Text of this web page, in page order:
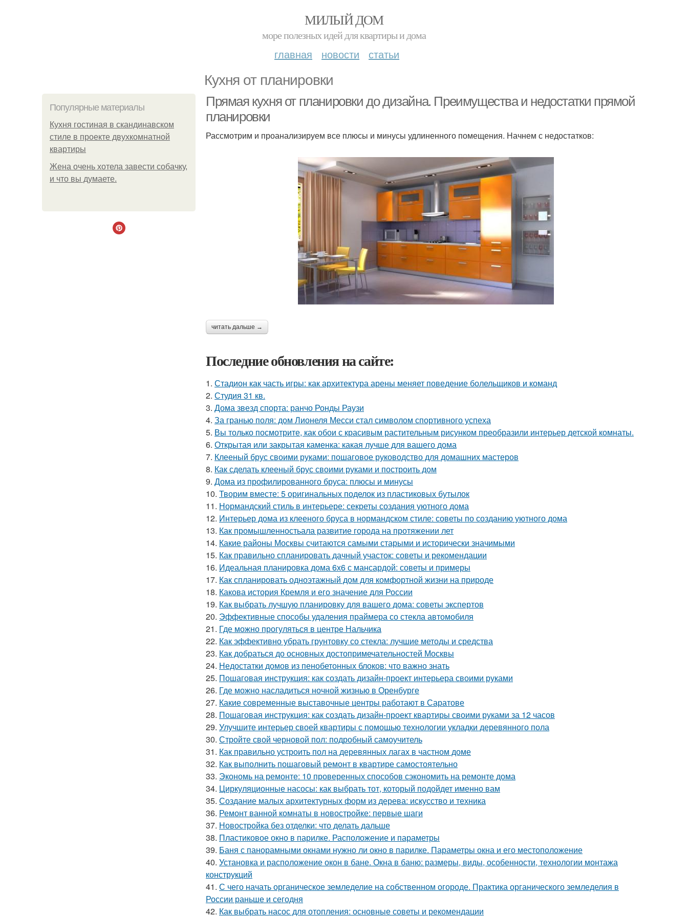
МИЛЫЙ ДОМ
море полезных идей для квартиры и дома
главная новости статьи
Кухня от планировки
Популярные материалы
Кухня гостиная в скандинавском
стиле в проекте двухкомнатной
квартиры
Жена очень хотела завести собачку,
и что вы думаете.
Прямая кухня от планировки до дизайна. Преимущества и недостатки прямой
планировки
Рассмотрим и проанализируем все плюсы и минусы удлиненного помещения. Начнем с недостатков:
читать дальше →
Последние обновления на сайте:
1. Стадион как часть игры: как архитектура арены меняет поведение болельщиков и команд
2. Студия 31 кв.
3. Дома звезд спорта: ранчо Ронды Раузи
4. За гранью поля: дом Лионеля Месси стал символом спортивного успеха
5. Вы только посмотрите, как обои с красивым растительным рисунком преобразили интерьер детской комнаты.
6. Открытая или закрытая каменка: какая лучше для вашего дома
7. Клееный брус своими руками: пошаговое руководство для домашних мастеров
8. Как сделать клееный брус своими руками и построить дом
9. Дома из профилированного бруса: плюсы и минусы
10. Творим вместе: 5 оригинальных поделок из пластиковых бутылок
11. Нормандский стиль в интерьере: секреты создания уютного дома
12. Интерьер дома из клееного бруса в нормандском стиле: советы по созданию уютного дома
13. Как промышленностьала развитие города на протяжении лет
14. Какие районы Москвы считаются самыми старыми и исторически значимыми
15. Как правильно спланировать дачный участок: советы и рекомендации
16. Идеальная планировка дома 6х6 с мансардой: советы и примеры
17. Как спланировать одноэтажный дом для комфортной жизни на природе
18. Какова история Кремля и его значение для России
19. Как выбрать лучшую планировку для вашего дома: советы экспертов
20. Эффективные способы удаления праймера со стекла автомобиля
21. Где можно прогуляться в центре Нальчика
22. Как эффективно убрать грунтовку со стекла: лучшие методы и средства
23. Как добраться до основных достопримечательностей Москвы
24. Недостатки домов из пенобетонных блоков: что важно знать
25. Пошаговая инструкция: как создать дизайн-проект интерьера своими руками
26. Где можно насладиться ночной жизнью в Оренбурге
27. Какие современные выставочные центры работают в Саратове
28. Пошаговая инструкция: как создать дизайн-проект квартиры своими руками за 12 часов
29. Улучшите интерьер своей квартиры с помощью технологии укладки деревянного пола
30. Стройте свой черновой пол: подробный самоучитель
31. Как правильно устроить пол на деревянных лагах в частном доме
32. Как выполнить пошаговый ремонт в квартире самостоятельно
33. Экономь на ремонте: 10 проверенных способов сэкономить на ремонте дома
34. Циркуляционные насосы: как выбрать тот, который подойдет именно вам
35. Создание малых архитектурных форм из дерева: искусство и техника
36. Ремонт ванной комнаты в новостройке: первые шаги
37. Новостройка без отделки: что делать дальше
38. Пластиковое окно в парилке. Расположение и параметры
39. Баня с панорамными окнами нужно ли окно в парилке. Параметры окна и его местоположение
40. Установка и расположение окон в бане. Окна в баню: размеры, виды, особенности, технологии монтажа
конструкций
41. С чего начать органическое земледелие на собственном огороде. Практика органического земледелия в
России раньше и сегодня
42. Как выбрать насос для отопления: основные советы и рекомендации